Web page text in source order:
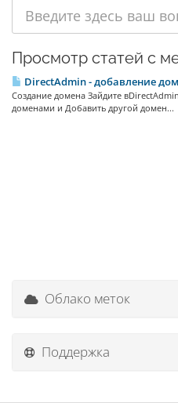
Просмотр статей с
DirectAdmin - добавление
Создание домена Зайдите
доменами и Добавить другой домен...
Облако меток
Поддержка